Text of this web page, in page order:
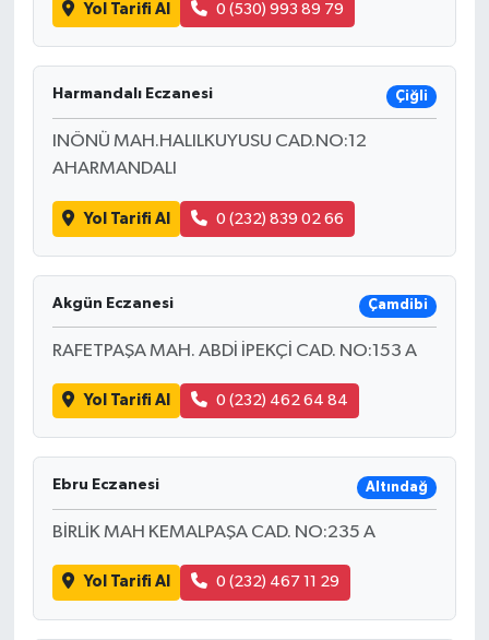
Yol Tarifi Al 0 (530) 993 89 79
Harmandalı Eczanesi Çiğli
INÖNÜ MAH.HALILKUYUSU CAD.NO:12
AHARMANDALI
Yol Tarifi Al 0 (232) 839 02 66
Akgün Eczanesi Çamdibi
RAFETPAŞA MAH. ABDİ İPEKÇİ CAD. NO:153 A
Yol Tarifi Al 0 (232) 462 64 84
Ebru Eczanesi Altındağ
BİRLİK MAH KEMALPAŞA CAD. NO:235 A
Yol Tarifi Al 0 (232) 467 11 29